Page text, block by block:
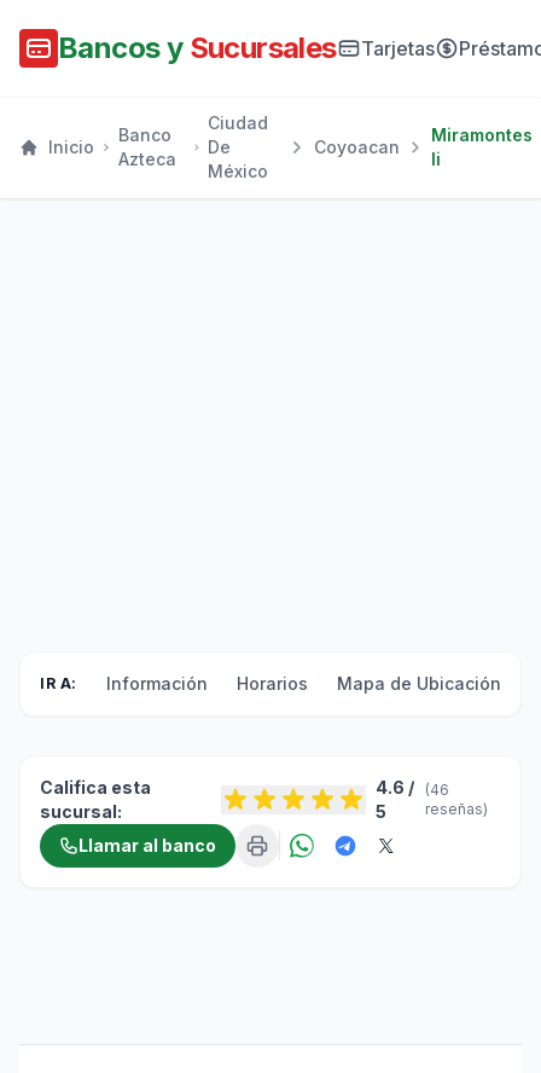
Bancos y Sucursales Tarjetas
Inicio
Banco
Azteca
Ciudad
De
México
Coyoacan
Miramontes
Ii
IR A: Información Horarios Mapa de Ubicación
Califica esta
sucursal:
4.6 /
5
(46
reseñas)
Llamar al banco